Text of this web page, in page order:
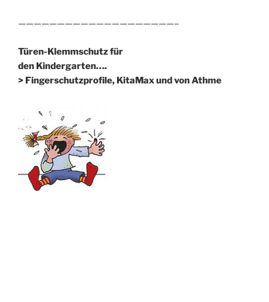
————————————————————–
Türen-Klemmschutz für
den Kindergarten….
> Fingerschutzprofile, KitaMax und von Athme